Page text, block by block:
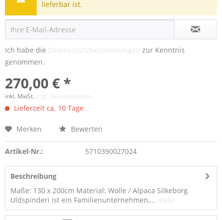
lieferbar ist.
Ich habe die Datenschutzbestimmungen zur Kenntnis
genommen.
270,00 € *
inkl. MwSt. zzgl. Versandkosten
Lieferzeit ca. 10 Tage
Merken Bewerten
Artikel-Nr.: 5710390027024
Beschreibung
Maße: 130 x 200cm Material: Wolle / Alpaca Silkeborg
Uldspinderi ist ein Familienunternehmen,... mehr